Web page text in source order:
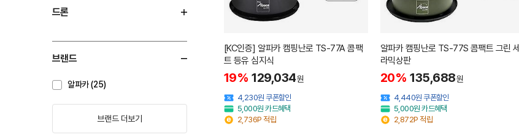
드론
브랜드
알파카 (25)
브랜드 더보기
[KC인증] 알파카 캠핑난로 TS-77A 콤팩
트 등유 심지식
19% 129,034원
4,230원 쿠폰할인
5,000원 카드혜택
2,736P 적립
알파카 캠핑난로 TS-77S 콤팩트 그린 세
라믹상판
20% 135,688원
4,440원 쿠폰할인
5,000원 카드혜택
2,872P 적립